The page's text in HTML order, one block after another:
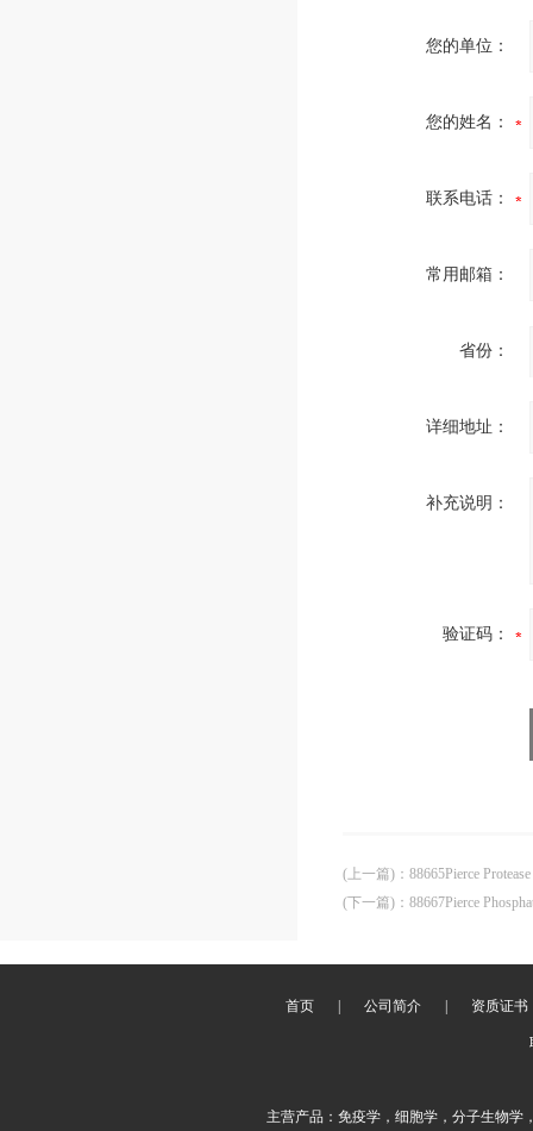
您的单位：
您的姓名：
联系电话：
常用邮箱：
省份：
详细地址：
补充说明：
验证码：
(上一篇) ： 88665Pierce
(下一篇) ： 88667Pierce
首页 公司简介 资质证书
主营产品：免疫学，细胞学，分子生物学